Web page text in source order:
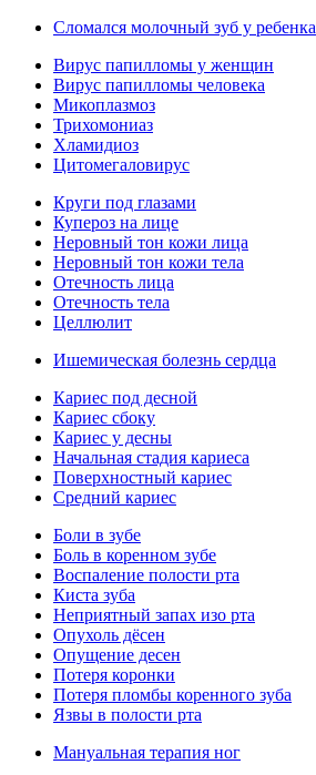
Сломался молочный зуб у ребенка
Вирус папилломы у женщин
Вирус папилломы человека
Микоплазмоз
Трихомониаз
Хламидиоз
Цитомегаловирус
Круги под глазами
Купероз на лице
Неровный тон кожи лица
Неровный тон кожи тела
Отечность лица
Отечность тела
Целлюлит
Ишемическая болезнь сердца
Кариес под десной
Кариес сбоку
Кариес у десны
Начальная стадия кариеса
Поверхностный кариес
Средний кариес
Боли в зубе
Боль в коренном зубе
Воспаление полости рта
Киста зуба
Неприятный запах изо рта
Опухоль дёсен
Опущение десен
Потеря коронки
Потеря пломбы коренного зуба
Язвы в полости рта
Мануальная терапия ног